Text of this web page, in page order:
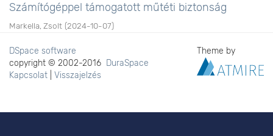
Számítógéppel támogatott műtéti biztonság
Markella, Zsolt (2024-10-07)
DSpace software
copyright © 2002-2016 DuraSpace
Kapcsolat
Visszajelzés
Theme by